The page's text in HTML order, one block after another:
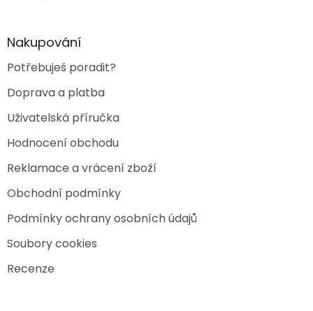
Nakupování
Potřebuješ poradit?
Doprava a platba
Uživatelská příručka
Hodnocení obchodu
Reklamace a vrácení zboží
Obchodní podmínky
Podmínky ochrany osobních údajů
Soubory cookies
Recenze